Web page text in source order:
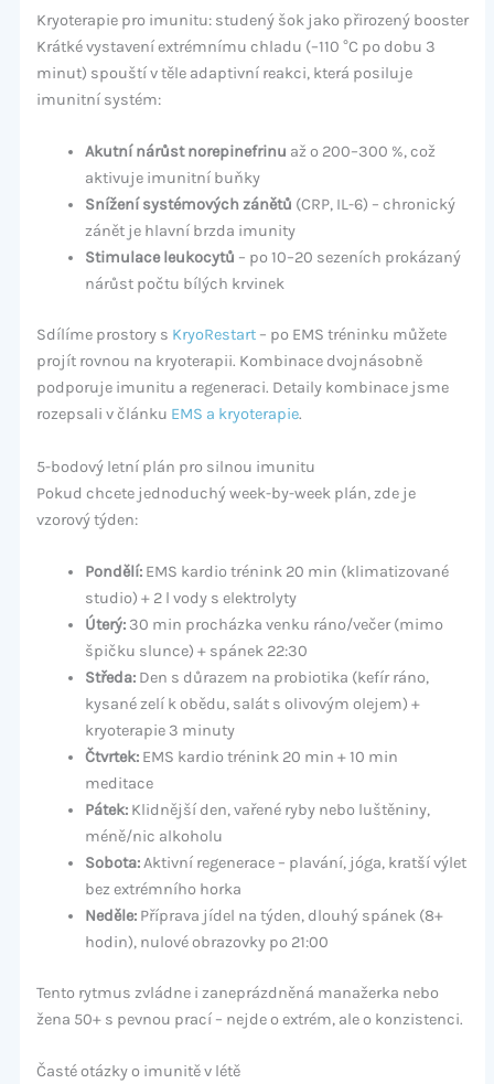
Kryoterapie pro imunitu: studený šok jako přirozený booster
Krátké vystavení extrémnímu chladu (–110 °C po dobu 3
minut) spouští v těle adaptivní reakci, která posiluje
imunitní systém:
Akutní nárůst norepinefrinu až o 200–300 %, což
aktivuje imunitní buňky
Snížení systémových zánětů (CRP, IL-6) – chronický
zánět je hlavní brzda imunity
Stimulace leukocytů – po 10–20 sezeních prokázaný
nárůst počtu bílých krvinek
Sdílíme prostory s KryoRestart– po EMS tréninku můžete
projít rovnou na kryoterapii. Kombinace dvojnásobně
podporuje imunitu a regeneraci. Detaily kombinace jsme
rozepsali v článku EMS a kryoterapie.
5-bodový letní plán pro silnou imunitu
Pokud chcete jednoduchý week-by-week plán, zde je
vzorový týden:
Pondělí:EMS kardio trénink 20 min (klimatizované
studio) + 2 l vody s elektrolyty
Úterý:30 min procházka venku ráno/večer (mimo
špičku slunce) + spánek 22:30
Středa:Den s důrazem na probiotika (kefír ráno,
kysané zelí k obědu, salát s olivovým olejem) +
kryoterapie 3 minuty
Čtvrtek:EMS kardio trénink 20 min + 10 min
meditace
Pátek:Klidnější den, vařené ryby nebo luštěniny,
méně/nic alkoholu
Sobota:Aktivní regenerace – plavání, jóga, kratší výlet
bez extrémního horka
Neděle:Příprava jídel na týden, dlouhý spánek (8+
hodin), nulové obrazovky po 21:00
Tento rytmus zvládne i zaneprázdněná manažerka nebo
žena 50+ s pevnou prací – nejde o extrém, ale o konzistenci.
Časté otázky o imunitě v létě